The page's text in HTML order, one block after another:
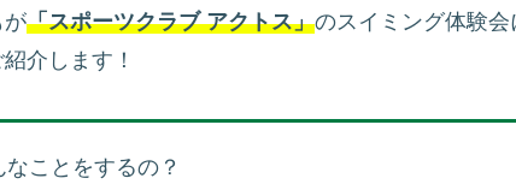
が「スポーツクラブ アクトス」のスイミング体験会
介します！
ことをするの？